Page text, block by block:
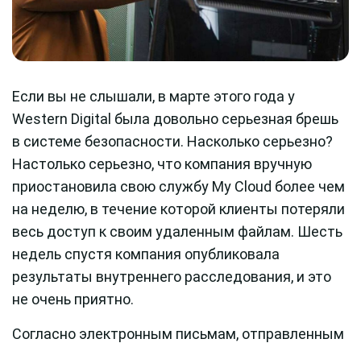
Если вы не слышали, в марте этого года у
Western Digital была довольно серьезная брешь
в системе безопасности. Насколько серьезно?
Настолько серьезно, что компания вручную
приостановила свою службу My Cloud более чем
на неделю, в течение которой клиенты потеряли
весь доступ к своим удаленным файлам. Шесть
недель спустя компания опубликовала
результаты внутреннего расследования, и это
не очень приятно.
Согласно электронным письмам, отправленным